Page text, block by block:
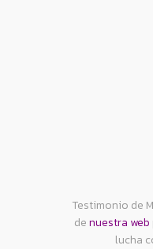
Testimonio de
denuestra web
lucha